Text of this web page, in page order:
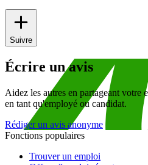
Suivre
Écrire un avis
Aidez les autres en partageant votre
en tant qu'employé ou candidat.
Rédiger un avis anonyme
Fonctions populaires
Trouver un emploi